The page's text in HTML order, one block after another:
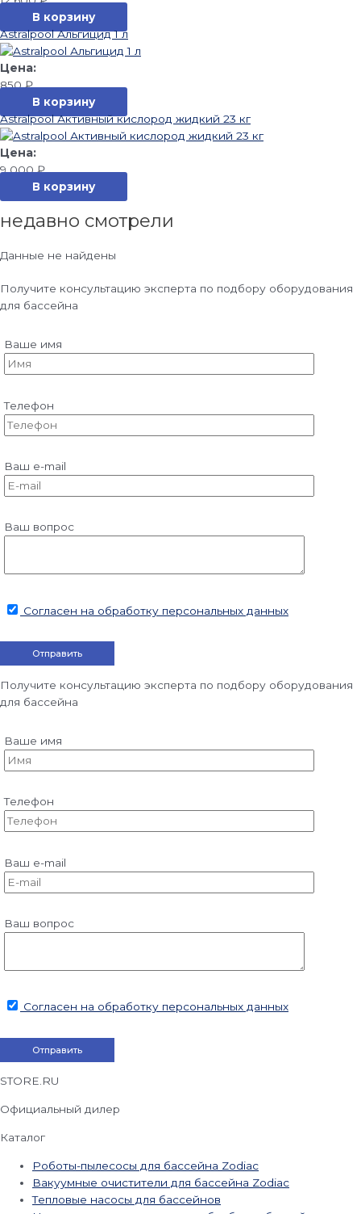
В корзину
Astralpool Альгицид 1 л
850₽
В корзину
Astralpool Активный кислород жидкий 23 кг
9 000₽
В корзину
недавно смотрели
Данные не найдены
Получите консультацию эксперта по подбору оборудования
для бассейна
Ваше имя
Телефон
Ваш e-mail
Ваш вопрос
Согласен на обработку персональных данных
Получите консультацию эксперта по подбору оборудования
для бассейна
Ваше имя
Телефон
Ваш e-mail
Ваш вопрос
Согласен на обработку персональных данных
STORE.RU
Официальный дилер
Каталог
Роботы-пылесосы для бассейна Zodiac
Вакуумные очистители для бассейна Zodiac
Тепловые насосы для бассейнов